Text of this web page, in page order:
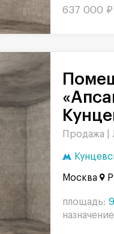
637 000 ₽
Помещение Офис в комплексе
Продажа |
Москва
площадь: